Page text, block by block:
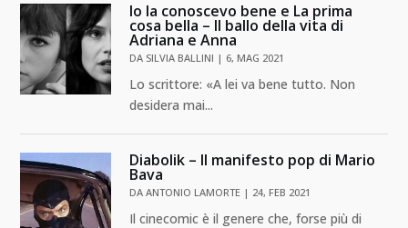
Io la conoscevo bene e La prima
cosa bella – Il ballo della vita di
Adriana e Anna
DA SILVIA BALLINI | 6, MAG 2021
Lo scrittore: «A lei va bene tutto. Non
desidera mai...
Diabolik – Il manifesto pop di Mario
Bava
DAANTONIO LAMORTE | 24, FEB 2021
Il cinecomic è il genere che, forse più di